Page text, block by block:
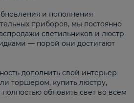
и пополнения
приборов, мы постоянно
светильников и люстр
— порой они достигают
дополнить свой интерьер
торшером, купить люстру,
обновить свет во всем